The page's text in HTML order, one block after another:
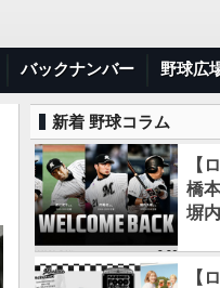
バックナンバー 野球広
新着 野球コラム
【
橋
塀
解
【